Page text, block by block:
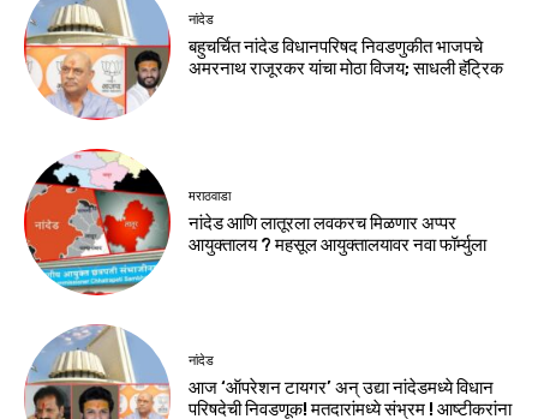
नांदेड
बहुचर्चित नांदेड विधानपरिषद निवडणुकीत भाजपचे
अमरनाथ राजूरकर यांचा मोठा विजय; साधली हॅट्रिक
मराठवाडा
नांदेड आणि लातूरला लवकरच मिळणार अप्पर
आयुक्तालय ? महसूल आयुक्तालयावर नवा फॉर्म्युला
नांदेड
आज ‘ऑपरेशन टायगर’ अन् उद्या नांदेडमध्ये विधान
परिषदेची निवडणूक! मतदारांमध्ये संभ्रम ! आष्टीकरांना